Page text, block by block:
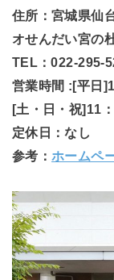
住所：宮城県仙
オせんだい宮の
TEL：022-295-
営業時間 :[平日
[土・日・祝]11
定休日：なし
参考：ホームペ